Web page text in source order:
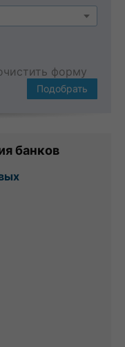
форму
Подобрать
банков